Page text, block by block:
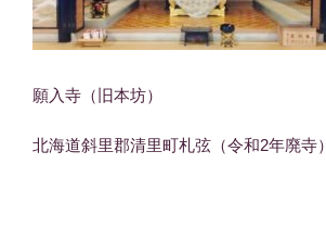
願入寺（旧本坊）
北海道斜里郡清里町札弦（令和2年廃寺）